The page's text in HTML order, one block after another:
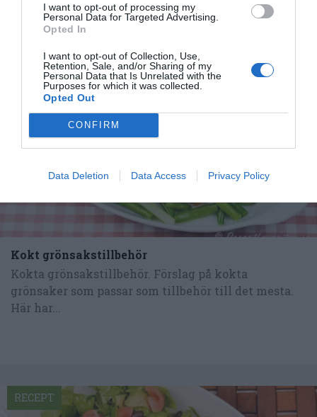
I want to opt-out of processing my
Personal Data for Targeted Advertising.
Opted In
I want to opt-out of Collection, Use,
Retention, Sale, and/or Sharing of my
Personal Data that Is Unrelated with the
Purposes for which it was collected.
Opted Out
CONFIRM
Data Deletion Data Access Privacy Policy
Kokt grönsakstillbehör
Kokta grönsakstillbehör. Förslag på kokta
grönsaker som passar som tillbehör till det mesta.
Här har...
RECEPT
RECEPT